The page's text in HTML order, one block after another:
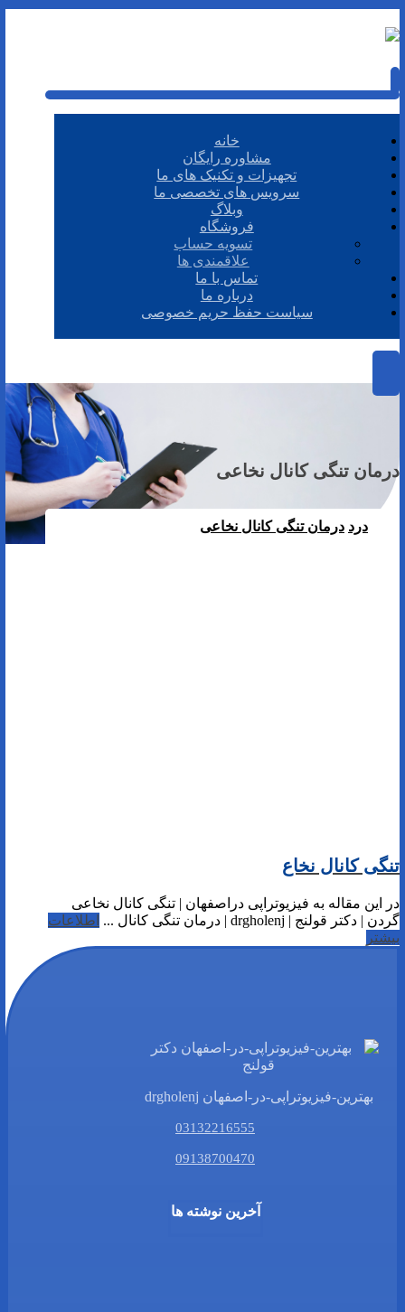
خانه
مشاوره رایگان
تجهیزات و تکنیک های ما
سرویس های تخصصی ما
وبلاگ
فروشگاه
تسویه حساب
علاقمندی ها
تماس با ما
درباره ما
سیاست حفظ حریم خصوصی
درمان تنگی کانال نخاعی
درد درمان تنگی کانال نخاعی
تنگی کانال نخاع
در این مقاله به فیزیوتراپی دراصفهان | تنگی کانال نخاعی
گردن | دکتر قولنج | drgholenj | درمان تنگی کانال ...
اطلاعات
بیشتر
بهترین-فیزیوتراپی-در-اصفهان drgholenj
03132216555
09138700470
آخرین نوشته ها